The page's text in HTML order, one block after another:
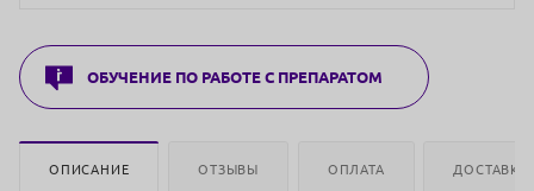
ОБУЧЕНИЕ ПО РАБОТЕ С ПРЕПАРАТОМ
ОПИСАНИЕ ОТЗЫВЫ ОПЛАТА ДОСТАВКА